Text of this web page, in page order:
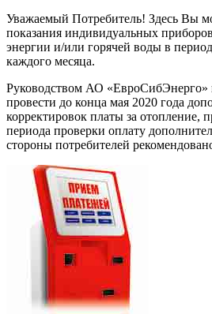
Уважаемый Потребитель! Здесь Вы
показания индивидуальных
энергии и/или горячей воды в
каждого месяца.
Руководством АО «ЕвроСибЭнерго»
провести до конца мая 2020 года
корректировок платы за отопление,
периода проверки оплату
стороны потребителей